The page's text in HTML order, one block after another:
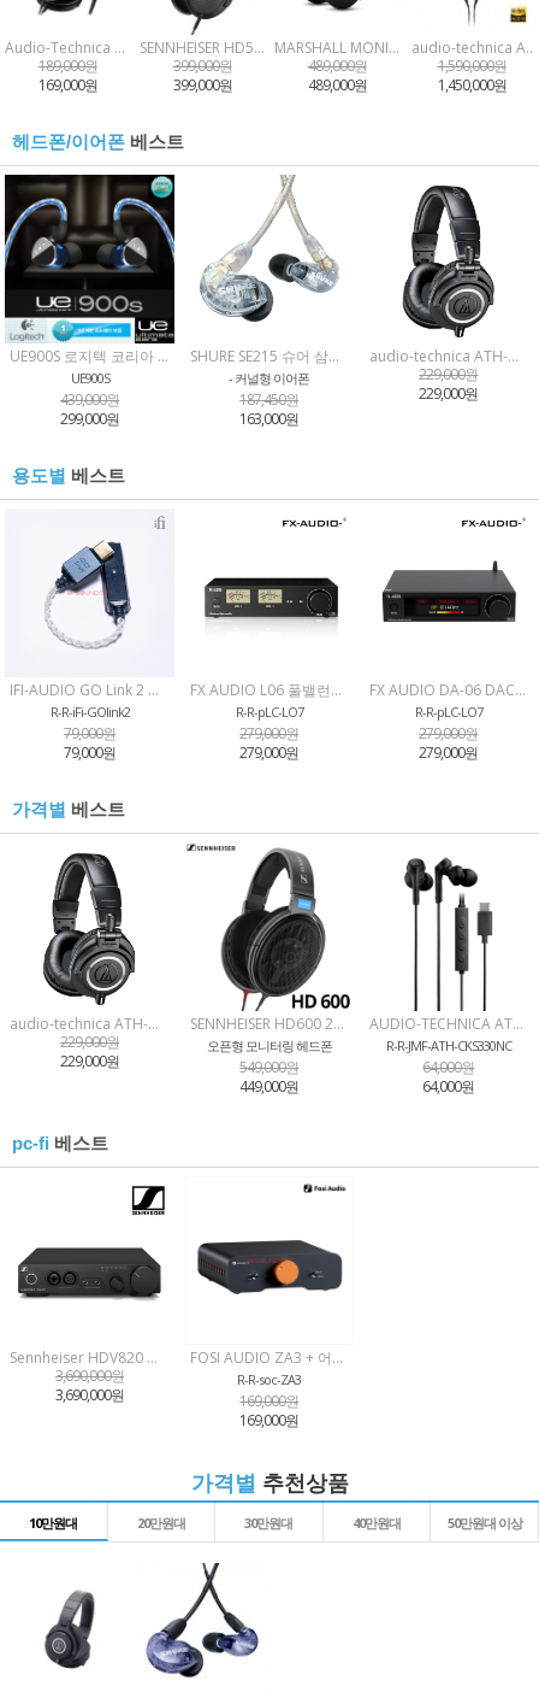
Audio-Technica A..
189,000원
169,000원
SENNHEISER HD550..
399,000원
399,000원
MARSHALL MONITOR..
489,000원
489,000원
audio-technica A..
1,590,000원
1,450,000원
헤드폰/이어폰 베스트
UE900S 로지텍 코리아 정품 얼티밋이어 쿼드드라이버 인이어 1년 보증
UE900S
439,000원
299,000원
SHURE SE215 슈어 삼아 정품 모니터링 인이어 이어폰 국내 정품
- 커널형 이어폰
187,450원
163,000원
audio-technica ATH-M50X 오디오테크니카 세기AT 정품프로용 스튜디오 모니터링 헤드폰
229,000원
229,000원
용도별 베스트
IFI-AUDIO GO Link 2 아이파이 사운드캣 정품 고링크 C타입 꼬다리 DAC / 고링크2
R-R-iFi-GOlink2
79,000원
79,000원
FX AUDIO L06 풀밸런스 파워앰프 클래스D 필립컴퍼니 정품
R-R-pLC-LO7
279,000원
279,000원
FX AUDIO DA-06 DAC 고해상도 앰프 블루투스 리시버 필립컴퍼니 정품
R-R-pLC-LO7
279,000원
279,000원
가격별 베스트
audio-technica ATH-M50X 오디오테크니카 세기AT 정품프로용 스튜디오 모니터링 헤드폰
229,000원
229,000원
SENNHEISER HD600 2021 뉴 패키징 ALL NEW HD600 젠하이저 코리아 정품
오픈형 모니터링 헤드폰
549,000원
449,000원
AUDIO-TECHNICA ATH-CKS330NC 오디오테크니카 세기AT 정품 노이즈켄슬링 C타입 이어폰
R-R-JMF-ATH-CKS330NC
64,000원
64,000원
pc-fi 베스트
Sennheiser HDV820 젠하이저 코리아 HDV 820
3,690,000원
3,690,000원
FOSI AUDIO ZA3 + 어댑터 포시오디오 사운드캣 정품 앰프 / 하이파이 홈오디오
R-R-soc-ZA3
169,000원
169,000원
가격별 추천상품
10만원대 20만원대 30만원대 40만원대 50만원대 이상